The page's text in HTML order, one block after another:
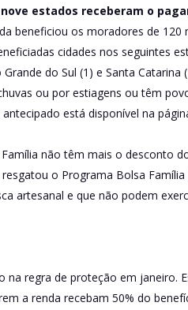
estados receberam o
beneficiou os moradores de
cidades nos seguintes
do Sul (1) e Santa Catarina
ou por estiagens ou têm
está disponível na
não têm mais o desconto
resgatou o Programa Bolsa
artesanal e que não podem
na regra de proteção em janeiro.
a renda recebam 50% do